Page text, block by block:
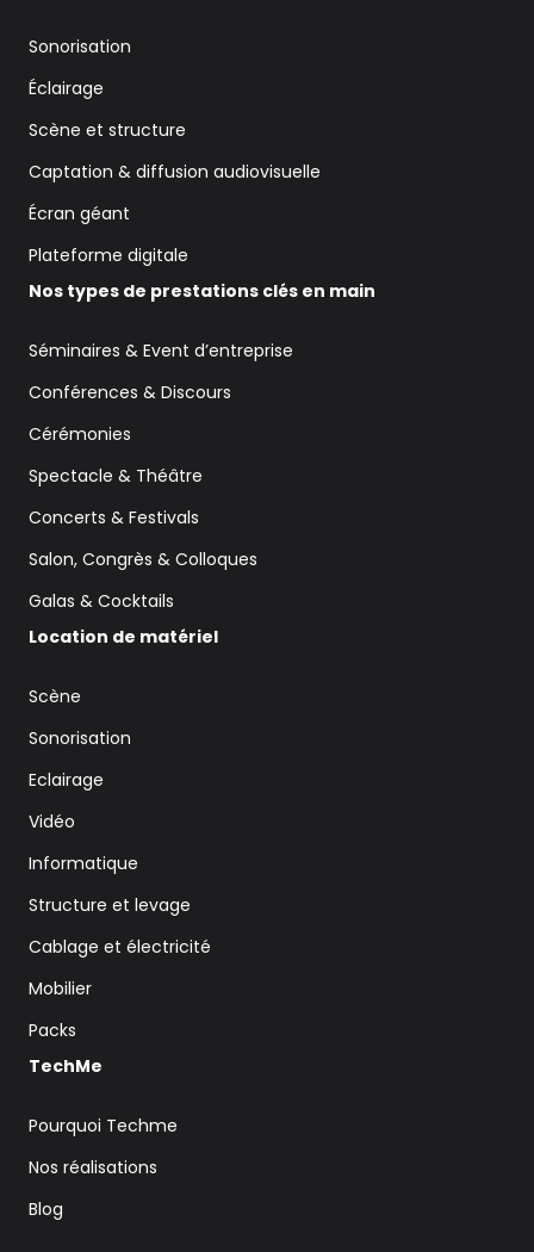
Sonorisation
Éclairage
Scène et structure
Captation & diffusion audiovisuelle
Écran géant
Plateforme digitale
Nos types de prestations clés en main
Séminaires & Event d’entreprise
Conférences & Discours
Cérémonies
Spectacle & Théâtre
Concerts & Festivals
Salon, Congrès & Colloques
Galas & Cocktails
Location de matériel
Scène
Sonorisation
Eclairage
Vidéo
Informatique
Structure et levage
Cablage et électricité
Mobilier
Packs
TechMe
Pourquoi Techme
Nos réalisations
Blog